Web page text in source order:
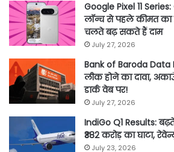
Google Pixel 11 Series:
लॉन्च से पहले कीमत का
चलते बढ़ सकते हैं दाम
July 27, 2026
Bank of Baroda Data
लीक होने का दावा,
डार्क वेब पर!
July 27, 2026
IndiGo Q1 Results:
₹382 करोड़ का घाटा,
July 23, 2026